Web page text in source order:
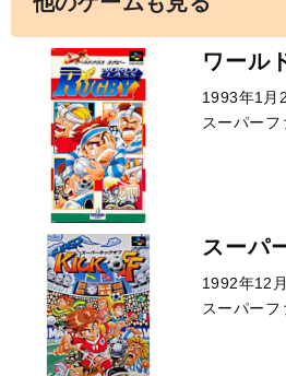
ワール
1993年1月
スーパーフ
スーパ
1992年12
スーパーフ